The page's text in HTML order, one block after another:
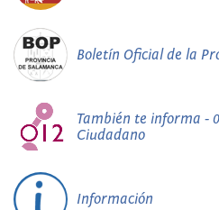
Boletín Oficial de la
También te informa -
Ciudadano
Información